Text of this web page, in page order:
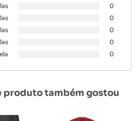
0
0
0
0
0
produto também gostou